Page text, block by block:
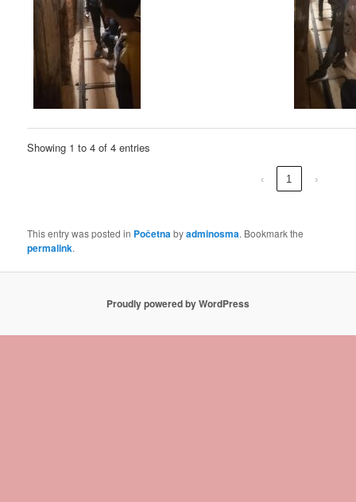
Showing 1 to 4 of 4 entries
‹ 1 ›
This entry was posted in Početnabyadminosma. Bookmark the
permalink.
Proudly powered by WordPress